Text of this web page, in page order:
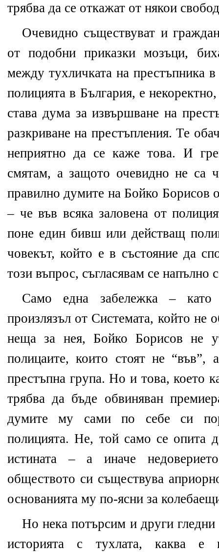
трябва да се откажат от някои
Очевидно съществуват и
от подобни приказки мозъци,
между тухличката на престъпника
полицията в България, е
става дума за извършване на
разкриване на престъпления. Те
неприятно да се каже това. И
смятам, а защото очевидно не са
правилно думите на Бойко Борисов
– че във всяка заловена от
поне един бивш или действащ
човекът, който е в състояние да
този въпрос, съгласявам се напълно
Само една забележка – като
произлязъл от Системата, който не
неща за нея, Бойко Борисов не
полицаите, които стоят не “във”,
престъпна група. Но и това, което
трябва да бъде обвиняван
думите му сами по себе си
полицията. Не, той само се опита
истината – а иначе
обществото си съществува
основанията му по-ясни за
Но нека потърсим и други
историята с тухлата, каква е